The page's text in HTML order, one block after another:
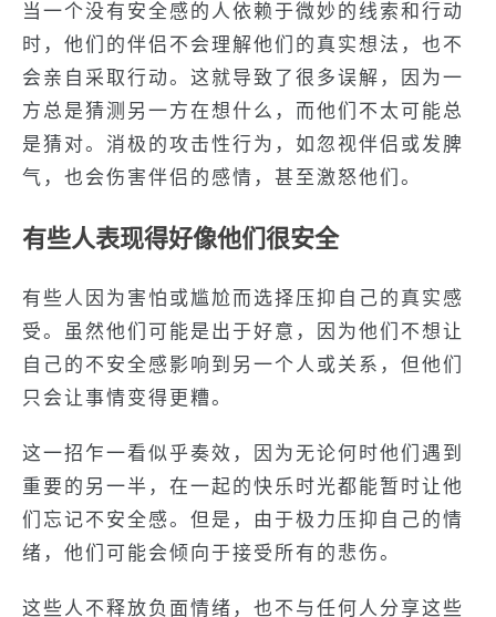
当一个没有安全感的人依赖于微妙的线索和行动
时，他们的伴侣不会理解他们的真实想法，也不
会亲自采取行动。这就导致了很多误解，因为一
方总是猜测另一方在想什么，而他们不太可能总
是猜对。消极的攻击性行为，如忽视伴侣或发脾
气，也会伤害伴侣的感情，甚至激怒他们。
有些人表现得好像他们很安全
有些人因为害怕或尴尬而选择压抑自己的真实感
受。虽然他们可能是出于好意，因为他们不想让
自己的不安全感影响到另一个人或关系，但他们
只会让事情变得更糟。
这一招乍一看似乎奏效，因为无论何时他们遇到
重要的另一半，在一起的快乐时光都能暂时让他
们忘记不安全感。但是，由于极力压抑自己的情
绪，他们可能会倾向于接受所有的悲伤。
这些人不释放负面情绪，也不与任何人分享这些